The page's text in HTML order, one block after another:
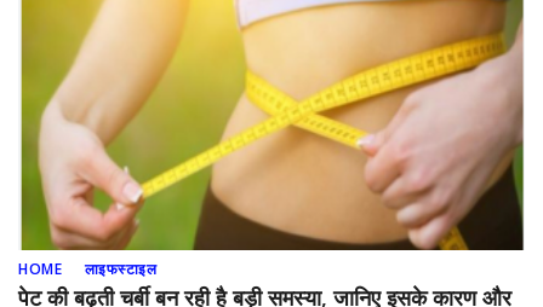
HOME लाइफस्टाइल
पेट की बढ़ती चर्बी बन रही है बड़ी समस्या, जानिए इसके कारण और